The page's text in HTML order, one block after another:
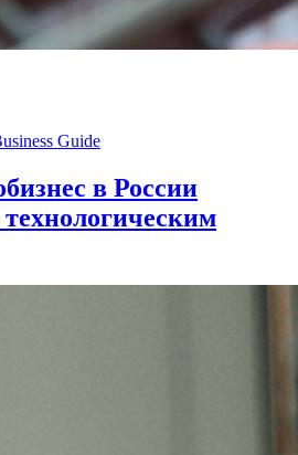
Guide
в России